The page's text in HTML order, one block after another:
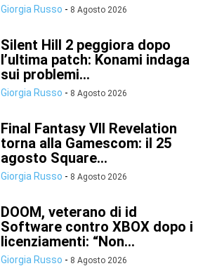
Giorgia Russo - 8 Agosto 2026
Silent Hill 2 peggiora dopo
l’ultima patch: Konami indaga
sui problemi...
Giorgia Russo - 8 Agosto 2026
Final Fantasy VII Revelation
torna alla Gamescom: il 25
agosto Square...
Giorgia Russo - 8 Agosto 2026
DOOM, veterano di id
Software contro XBOX dopo i
licenziamenti: “Non...
Giorgia Russo - 8 Agosto 2026